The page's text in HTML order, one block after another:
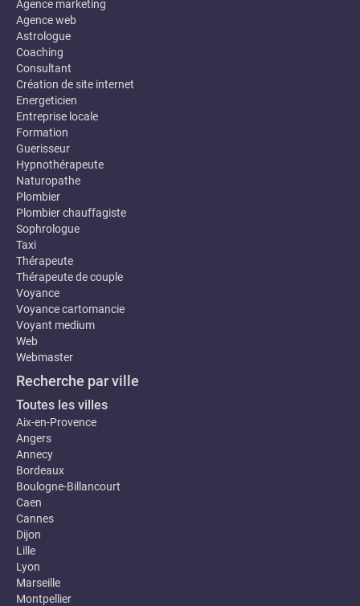
Agence marketing
Agence web
Astrologue
Coaching
Consultant
Création de site internet
Energeticien
Entreprise locale
Formation
Guerisseur
Hypnothérapeute
Naturopathe
Plombier
Plombier chauffagiste
Sophrologue
Taxi
Thérapeute
Thérapeute de couple
Voyance
Voyance cartomancie
Voyant medium
Web
Webmaster
Recherche par ville
Toutes les villes
Aix-en-Provence
Angers
Annecy
Bordeaux
Boulogne-Billancourt
Caen
Cannes
Dijon
Lille
Lyon
Marseille
Montpellier